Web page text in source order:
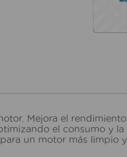
Mejora el
el consumo y
un motor más